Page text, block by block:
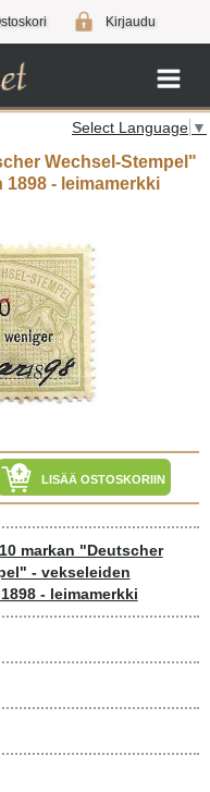
Kirjaudu
Select Language ▼
Wechsel-Stempel"
- leimamerkki
LISÄÄ OSTOSKORIIN
markan "Deutscher
- vekseleiden
- leimamerkki